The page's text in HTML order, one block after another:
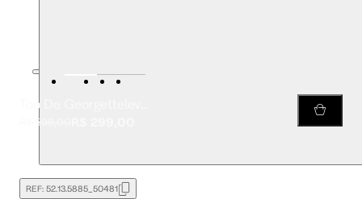
R$ 598,00
REF: 52.13.5885_50481